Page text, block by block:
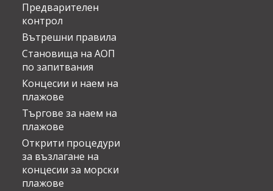
Предварителен
контрол
Вътрешни правила
Становища на АОП
по запитвания
Концесии и наем на
плажове
Търгове за наем на
плажове
Открити процедури
за възлагане на
концесии за морски
плажове